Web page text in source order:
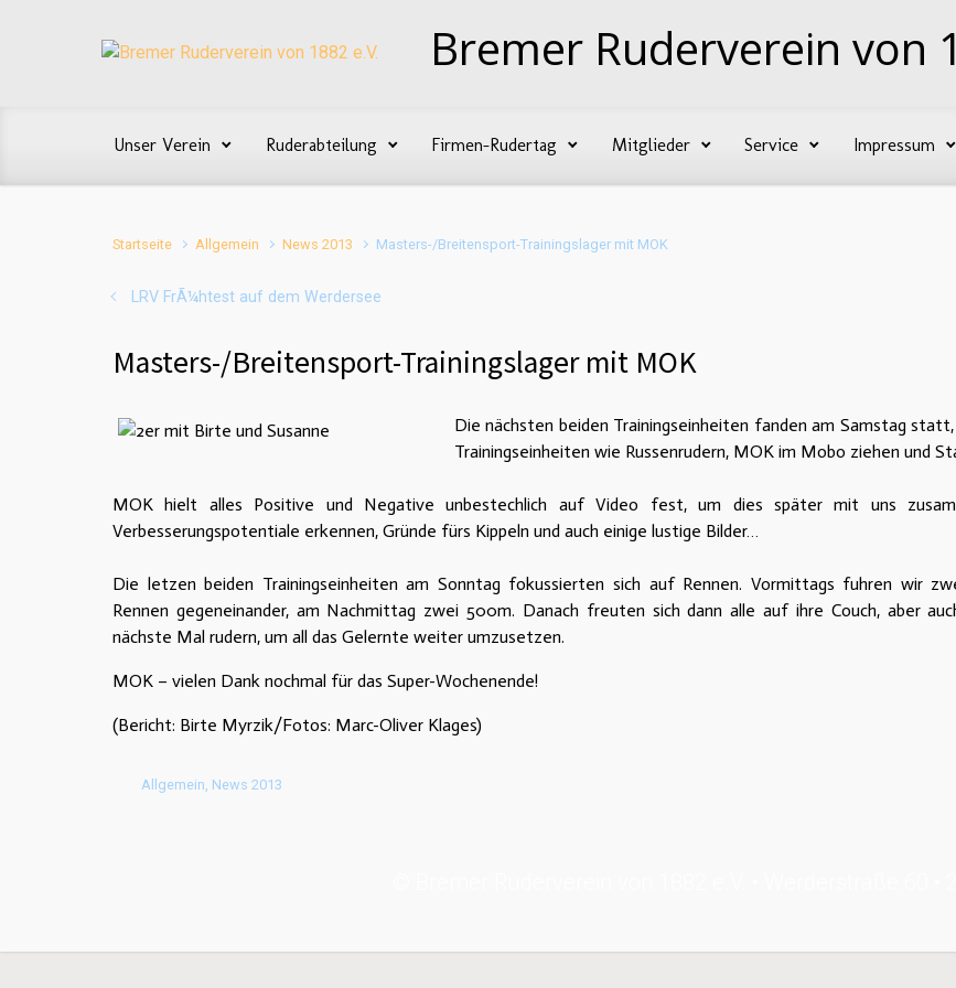
Bremer Ruderverein von
Unser Verein Ruderabteilung Firmen-Rudertag Mitglieder Service Impressum
Startseite Allgemein News 2013 Masters-/Breitensport-Trainingslager mit MOK
LRV FrÃ¼htest auf dem Werdersee
Masters-/Breitensport-Trainingslager mit MOK
Die nächsten beiden Trainingseinheiten fanden am Samstag
Trainingseinheiten wie Russenrudern, MOK im Mobo ziehen und
MOK hielt alles Positive und Negative unbestechlich auf Video fest, um dies später mit uns
Verbesserungspotentiale erkennen, Gründe fürs Kippeln und auch einige lustige Bilder…
Die letzen beiden Trainingseinheiten am Sonntag fokussierten sich auf Rennen. Vormittags fuhren wir
Rennen gegeneinander, am Nachmittag zwei 500m. Danach freuten sich dann alle auf ihre Couch, aber
nächste Mal rudern, um all das Gelernte weiter umzusetzen.
MOK – vielen Dank nochmal für das Super-Wochenende!
(Bericht: Birte Myrzik/Fotos: Marc-Oliver Klages)
Allgemein, News 2013